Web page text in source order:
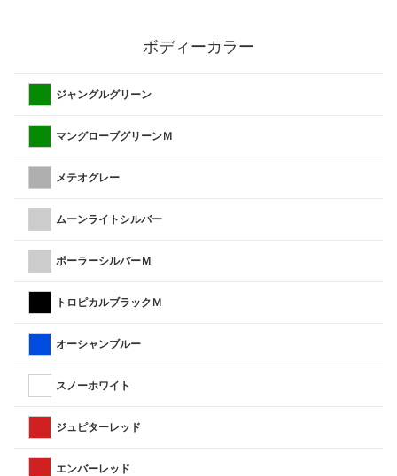
ボディーカラー
ジャングルグリーン
マングローブグリーンＭ
メテオグレー
ムーンライトシルバー
ポーラーシルバーＭ
トロピカルブラックＭ
オーシャンブルー
スノーホワイト
ジュピターレッド
エンバーレッド